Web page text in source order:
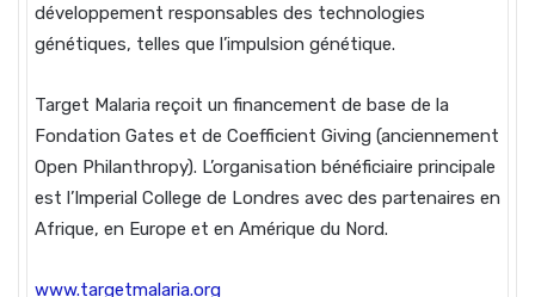
développement responsables des technologies
génétiques, telles que l’impulsion génétique.
Target Malaria reçoit un financement de base de la
Fondation Gates et de Coefficient Giving (anciennement
Open Philanthropy). L’organisation bénéficiaire principale
est l’Imperial College de Londres avec des partenaires en
Afrique, en Europe et en Amérique du Nord.
www.targetmalaria.org